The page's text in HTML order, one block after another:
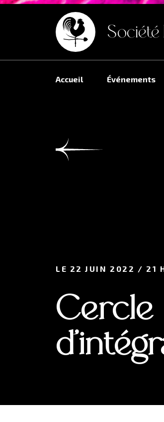
Société
Accueil Événements
LE 22 JUIN 2022 / 21
Cercle